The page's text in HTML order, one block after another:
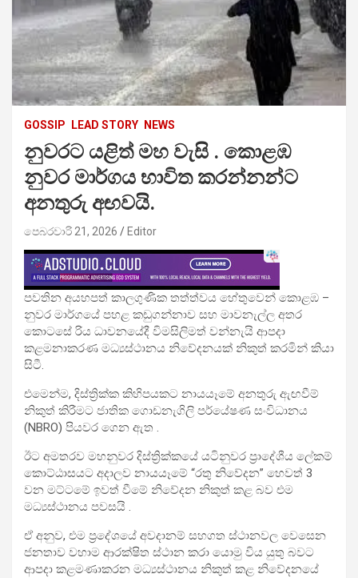
GOSSIP LEAD STORY NEWS
නුවරට යළිත් මහ වැසි . කොළඹ
නුවර මාර්ගය භාවිත කරන්නන්ට
අනතුරු අඟවයි.
පෙබරවාරි 21, 2026 Editor
පවතින අයහපත් කාලගුණික තත්ත්වය හේතුවෙන් කොළඹ –
නුවර මාර්ගයේ පහළ කඩුගන්නාව සහ මාවනැල්ල අතර
කොටසේ රිය ධාවනයේදී විමසිලිමත් වන්නැයි ආපදා
කළමනාකරණ මධ්‍යස්ථානය නිවේදනයක් නිකුත් කරමින් කියා
සිටී.
එමෙන්ම, දිස්ත්‍රික්ක කිහිපයකට නායයෑමේ අනතුරු ඇඟවීම්
නිකුත් කිරීමට ජාතික ගොඩනැගිලි පර්යේෂණ සංවිධානය
(NBRO) පියවර ගෙන ඇත .
ඊට අමතරව මහනුවර දිස්ත්‍රික්කයේ යටිනුවර ප්‍රාදේශීය ලේකම්
කොට්ඨාසයට අදාලව නායයෑමේ “රතු නිවේදන” හෙවත් 3
වන මට්ටමේ ඉවත් වීමේ නිවේදන නිකුත් කළ බව එම
මධ්‍යස්ථානය පවසයි .
ඒ අනුව, එම ප්‍රදේශයේ අවදානම් සහගත ස්ථානවල වෙසෙන
ජනතාව වහාම ආරක්ෂිත ස්ථාන කරා යොමු විය යුතු බවට
ආපදා කළමණාකරන මධ්‍යස්ථානය නිකුත් කළ නිවේදනයේ